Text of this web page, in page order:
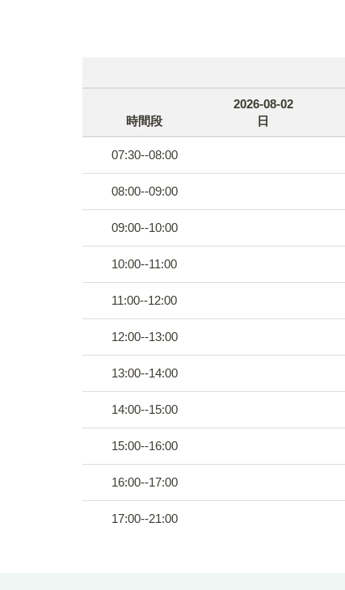
時間段
2026-08-02
日
07:30--08:00
08:00--09:00
09:00--10:00
10:00--11:00
11:00--12:00
12:00--13:00
13:00--14:00
14:00--15:00
15:00--16:00
16:00--17:00
17:00--21:00